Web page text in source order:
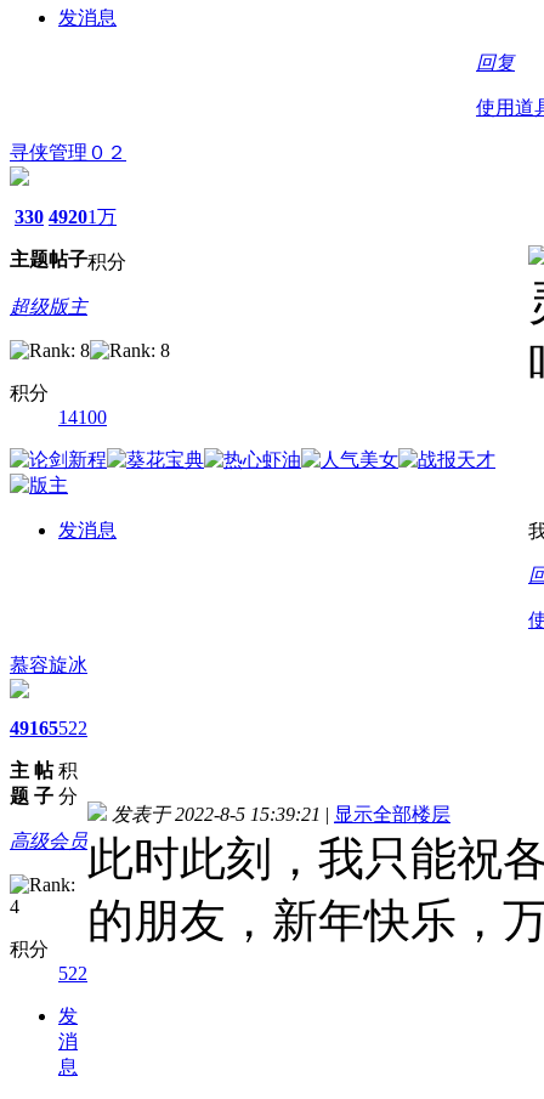
发消息
回复
使用道
寻侠管理０２
330
主题
4920
帖子
1万
积分
超级版主
积分
14100
发消息
慕容旋冰
49
主
题
165
帖
子
522
积
分
高级会员
积分
522
发
消
息
发表于 2022-8-5 15:39:21 | 显示全部楼层
此时此刻，我只能祝
的朋友，新年快乐，